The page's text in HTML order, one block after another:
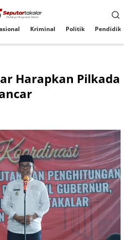
Kriminal Politik
Harapkan Pilkada